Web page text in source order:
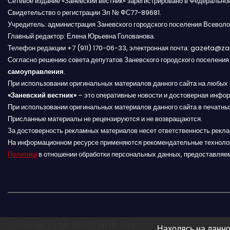
с
я
м
Свидетельство о регистрации Эл № ФС77-89681.
Учредитель: администрация Заневского городского поселения
Главный редактор: Елена Юрьевна Голованова.
Телефон редакции +7 (911) 170-06-33, электронная почта:
Согласно решению совета депутатов Заневского городского поселения
самоуправления.
При использовании оригинальных материалов данного сайта на
«Заневский вестник» – это оперативные новости и достоверная
При использовании оригинальных материалов данного сайта в
Присланные материалы не рецензируются и не возвращаются.
За достоверность рекламных материалов несет ответственность
На информационном ресурсе применяются рекомендательные
Политикав отношении обработки персональных данных,